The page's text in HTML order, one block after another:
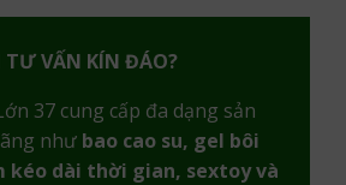
TƯ VẤN KÍN ĐÁO?
37 cung cấp đa dạng sản
như bao cao su, gel bôi
kéo dài thời gian, sextoy và